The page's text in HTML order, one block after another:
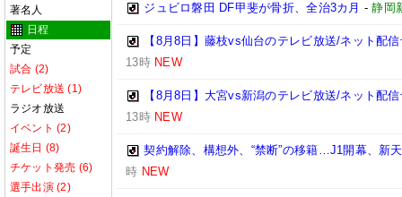
著名人
日程
予定
試合 (2)
テレビ放送 (1)
ラジオ放送
イベント (2)
誕生日 (8)
チケット発売 (6)
選手出演 (2)
ジュビロ磐田 DF甲斐が骨折、全治3カ月 -静岡
【8月8日】藤枝vs仙台のテレビ放送/ネット配
13時 NEW
【8月8日】大宮vs新潟のテレビ放送/ネット配
13時 NEW
契約解除、構想外、“禁断”の移籍…J1開幕、新
時 NEW